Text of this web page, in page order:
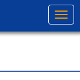
N
a
v
t